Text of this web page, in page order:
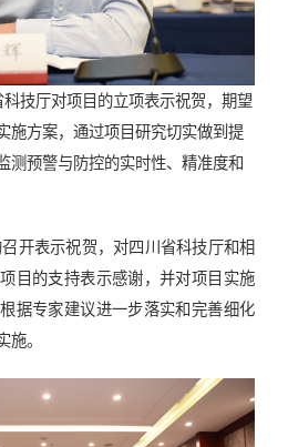
技厅对项目的立项表示祝贺，期望
施方案，通过项目研究切实做到提
测预警与防控的实时性、精准度和
开表示祝贺，对四川省科技厅和相
目的支持表示感谢，并对项目实施
据专家建议进一步落实和完善细化
施。